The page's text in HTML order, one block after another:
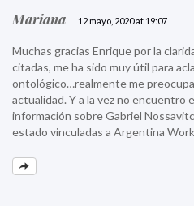
Mariana 12 mayo, 2020 at 19:07
Muchas gracias Enrique por la
citadas, me ha sido muy útil para
ontológico…realmente me
actualidad. Y a la vez no encuentro
información sobre Gabriel
estado vinculadas a Argentina